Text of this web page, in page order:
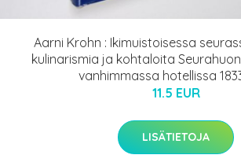
Aarni Krohn : Ikimuistoisessa
kulinarismia ja kohtaloita
vanhimmassa hotellissa
11.5 EUR
LISÄTIETOJA